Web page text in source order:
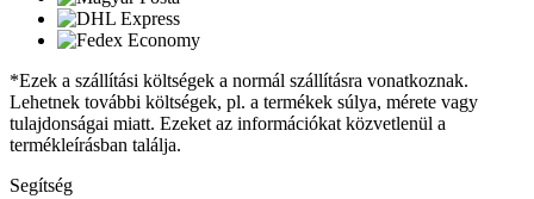
*Ezek a szállítási költségek a normál szállításra vonatkoznak.
Lehetnek további költségek, pl. a termékek súlya, mérete vagy
tulajdonságai miatt. Ezeket az információkat közvetlenül a
termékleírásban találja.
Segítség